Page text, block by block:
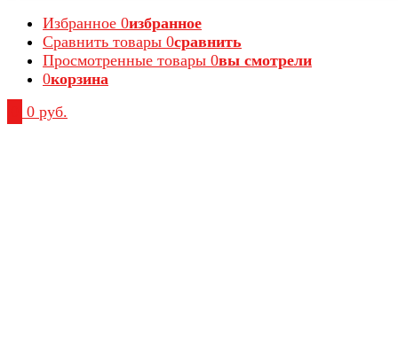
Избранное 0избранное
Сравнить товары 0сравнить
Просмотренные товары 0вы смотрели
0корзина
0 руб.